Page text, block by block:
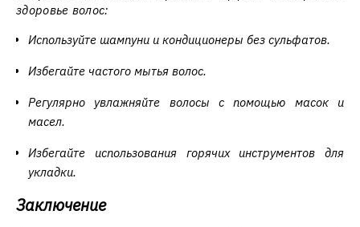
здоровье волос:
Используйте шампуни и кондиционеры без сульфатов.
Избегайте частого мытья волос.
Регулярно увлажняйте волосы с помощью масок и
масел.
Избегайте использования горячих инструментов для
укладки.
Заключение